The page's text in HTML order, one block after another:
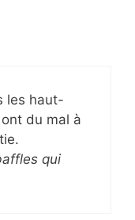
les haut-
du mal à
qui